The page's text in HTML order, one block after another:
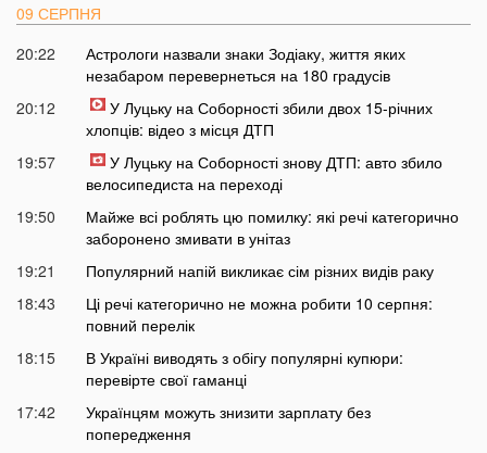
09 СЕРПНЯ
20:22
Астрологи назвали знаки Зодіаку, життя яких
незабаром перевернеться на 180 градусів
20:12
У Луцьку на Соборності збили двох 15-річних
хлопців: відео з місця ДТП
19:57
У Луцьку на Соборності знову ДТП: авто збило
велосипедиста на переході
19:50
Майже всі роблять цю помилку: які речі категорично
заборонено змивати в унітаз
19:21
Популярний напій викликає сім різних видів раку
18:43
Ці речі категорично не можна робити 10 серпня:
повний перелік
18:15
В Україні виводять з обігу популярні купюри:
перевірте свої гаманці
17:42
Українцям можуть знизити зарплату без
попередження